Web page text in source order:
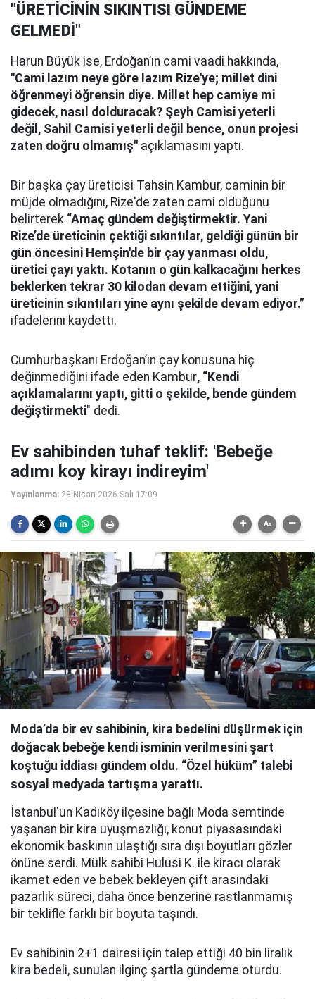
"ÜRETİCİNİN SIKINTISI GÜNDEME
GELMEDİ"
Harun Büyük ise, Erdoğan’ın cami vaadi hakkında,
"Cami lazım neye göre lazım Rize'ye; millet dini
öğrenmeyi öğrensin diye. Millet hep camiye mi
gidecek, nasıl dolduracak? Şeyh Camisi yeterli
değil, Sahil Camisi yeterli değil bence, onun projesi
zaten doğru olmamış" açıklamasını yaptı.
Bir başka çay üreticisi Tahsin Kambur, caminin bir
müjde olmadığını, Rize'de zaten cami olduğunu
belirterek “Amaç gündem değiştirmektir. Yani
Rize’de üreticinin çektiği sıkıntılar, geldiği günün bir
gün öncesini Hemşin'de bir çay yanması oldu,
üretici çayı yaktı. Kotanın o gün kalkacağını herkes
beklerken tekrar 30 kilodan devam ettiğini, yani
üreticinin sıkıntıları yine aynı şekilde devam ediyor.”
ifadelerini kaydetti.
Cumhurbaşkanı Erdoğan’ın çay konusuna hiç
değinmediğini ifade eden Kambur, “Kendi
açıklamalarını yaptı, gitti o şekilde, bende gündem
değiştirmekti" dedi.
Ev sahibinden tuhaf teklif: 'Bebeğe
adımı koy kirayı indireyim'
Yayınlanma: 28 Nisan 2026 Salı 17:09
Moda’da bir ev sahibinin, kira bedelini düşürmek için
doğacak bebeğe kendi isminin verilmesini şart
koştuğu iddiası gündem oldu. “Özel hüküm” talebi
sosyal medyada tartışma yarattı.
İstanbul'un Kadıköy ilçesine bağlı Moda semtinde
yaşanan bir kira uyuşmazlığı, konut piyasasındaki
ekonomik baskının ulaştığı sıra dışı boyutları gözler
önüne serdi. Mülk sahibi Hulusi K. ile kiracı olarak
ikamet eden ve bebek bekleyen çift arasındaki
pazarlık süreci, daha önce benzerine rastlanmamış
bir teklifle farklı bir boyuta taşındı.
Ev sahibinin 2+1 dairesi için talep ettiği 40 bin liralık
kira bedeli, sunulan ilginç şartla gündeme oturdu.